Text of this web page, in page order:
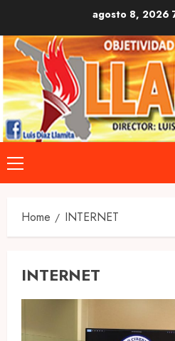
content
agosto 8, 2026
Primary
Menu
Home INTERNET
INTERNET